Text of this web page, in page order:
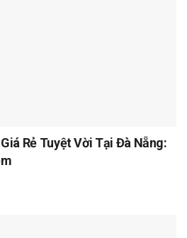
Rẻ Tuyệt Vời Tại Đà Nẵng: